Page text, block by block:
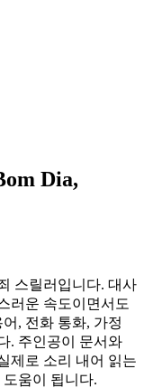
Dia,
스릴러입니다. 대사
러운 속도이면서도
, 전화 통화, 가정
. 주인공이 문서와
제로 소리 내어 읽는
움이 됩니다.